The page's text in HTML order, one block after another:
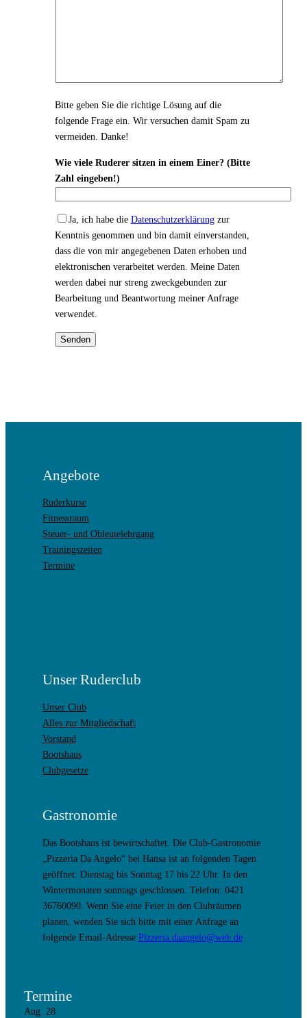
Bitte geben Sie die richtige Lösung auf die
folgende Frage ein. Wir versuchen damit Spam zu
vermeiden. Danke!
Wie viele Ruderer sitzen in einem Einer? (Bitte
Zahl eingeben!)
Ja, ich habe die Datenschutzerklärungzur
Kenntnis genommen und bin damit einverstanden,
dass die von mir angegebenen Daten erhoben und
elektronischen verarbeitet werden. Meine Daten
werden dabei nur streng zweckgebunden zur
Bearbeitung und Beantwortung meiner Anfrage
verwendet.
Bitte lasse dieses Feld leer.
Angebote
Ruderkurse
Fitnessraum
Steuer- und Obleutelehrgang
Trainingszeiten
Termine
Unser Ruderclub
Unser Club
Alles zur Mitgliedschaft
Vorstand
Bootshaus
Clubgesetze
Gastronomie
Das Bootshaus ist bewirtschaftet. Die Club-Gastronomie
„Pizzeria Da Angelo“ bei Hansa ist an folgenden Tagen
geöffnet: Dienstag bis Sonntag 17 bis 22 Uhr. In den
Wintermonaten sonntags geschlossen. Telefon: 0421
36760090. Wenn Sie eine Feier in den Clubräumen
planen, wenden Sie sich bitte mit einer Anfrage an
folgende Email-Adresse Pizzeria.daangelo@web.de
Termine
Aug. 28